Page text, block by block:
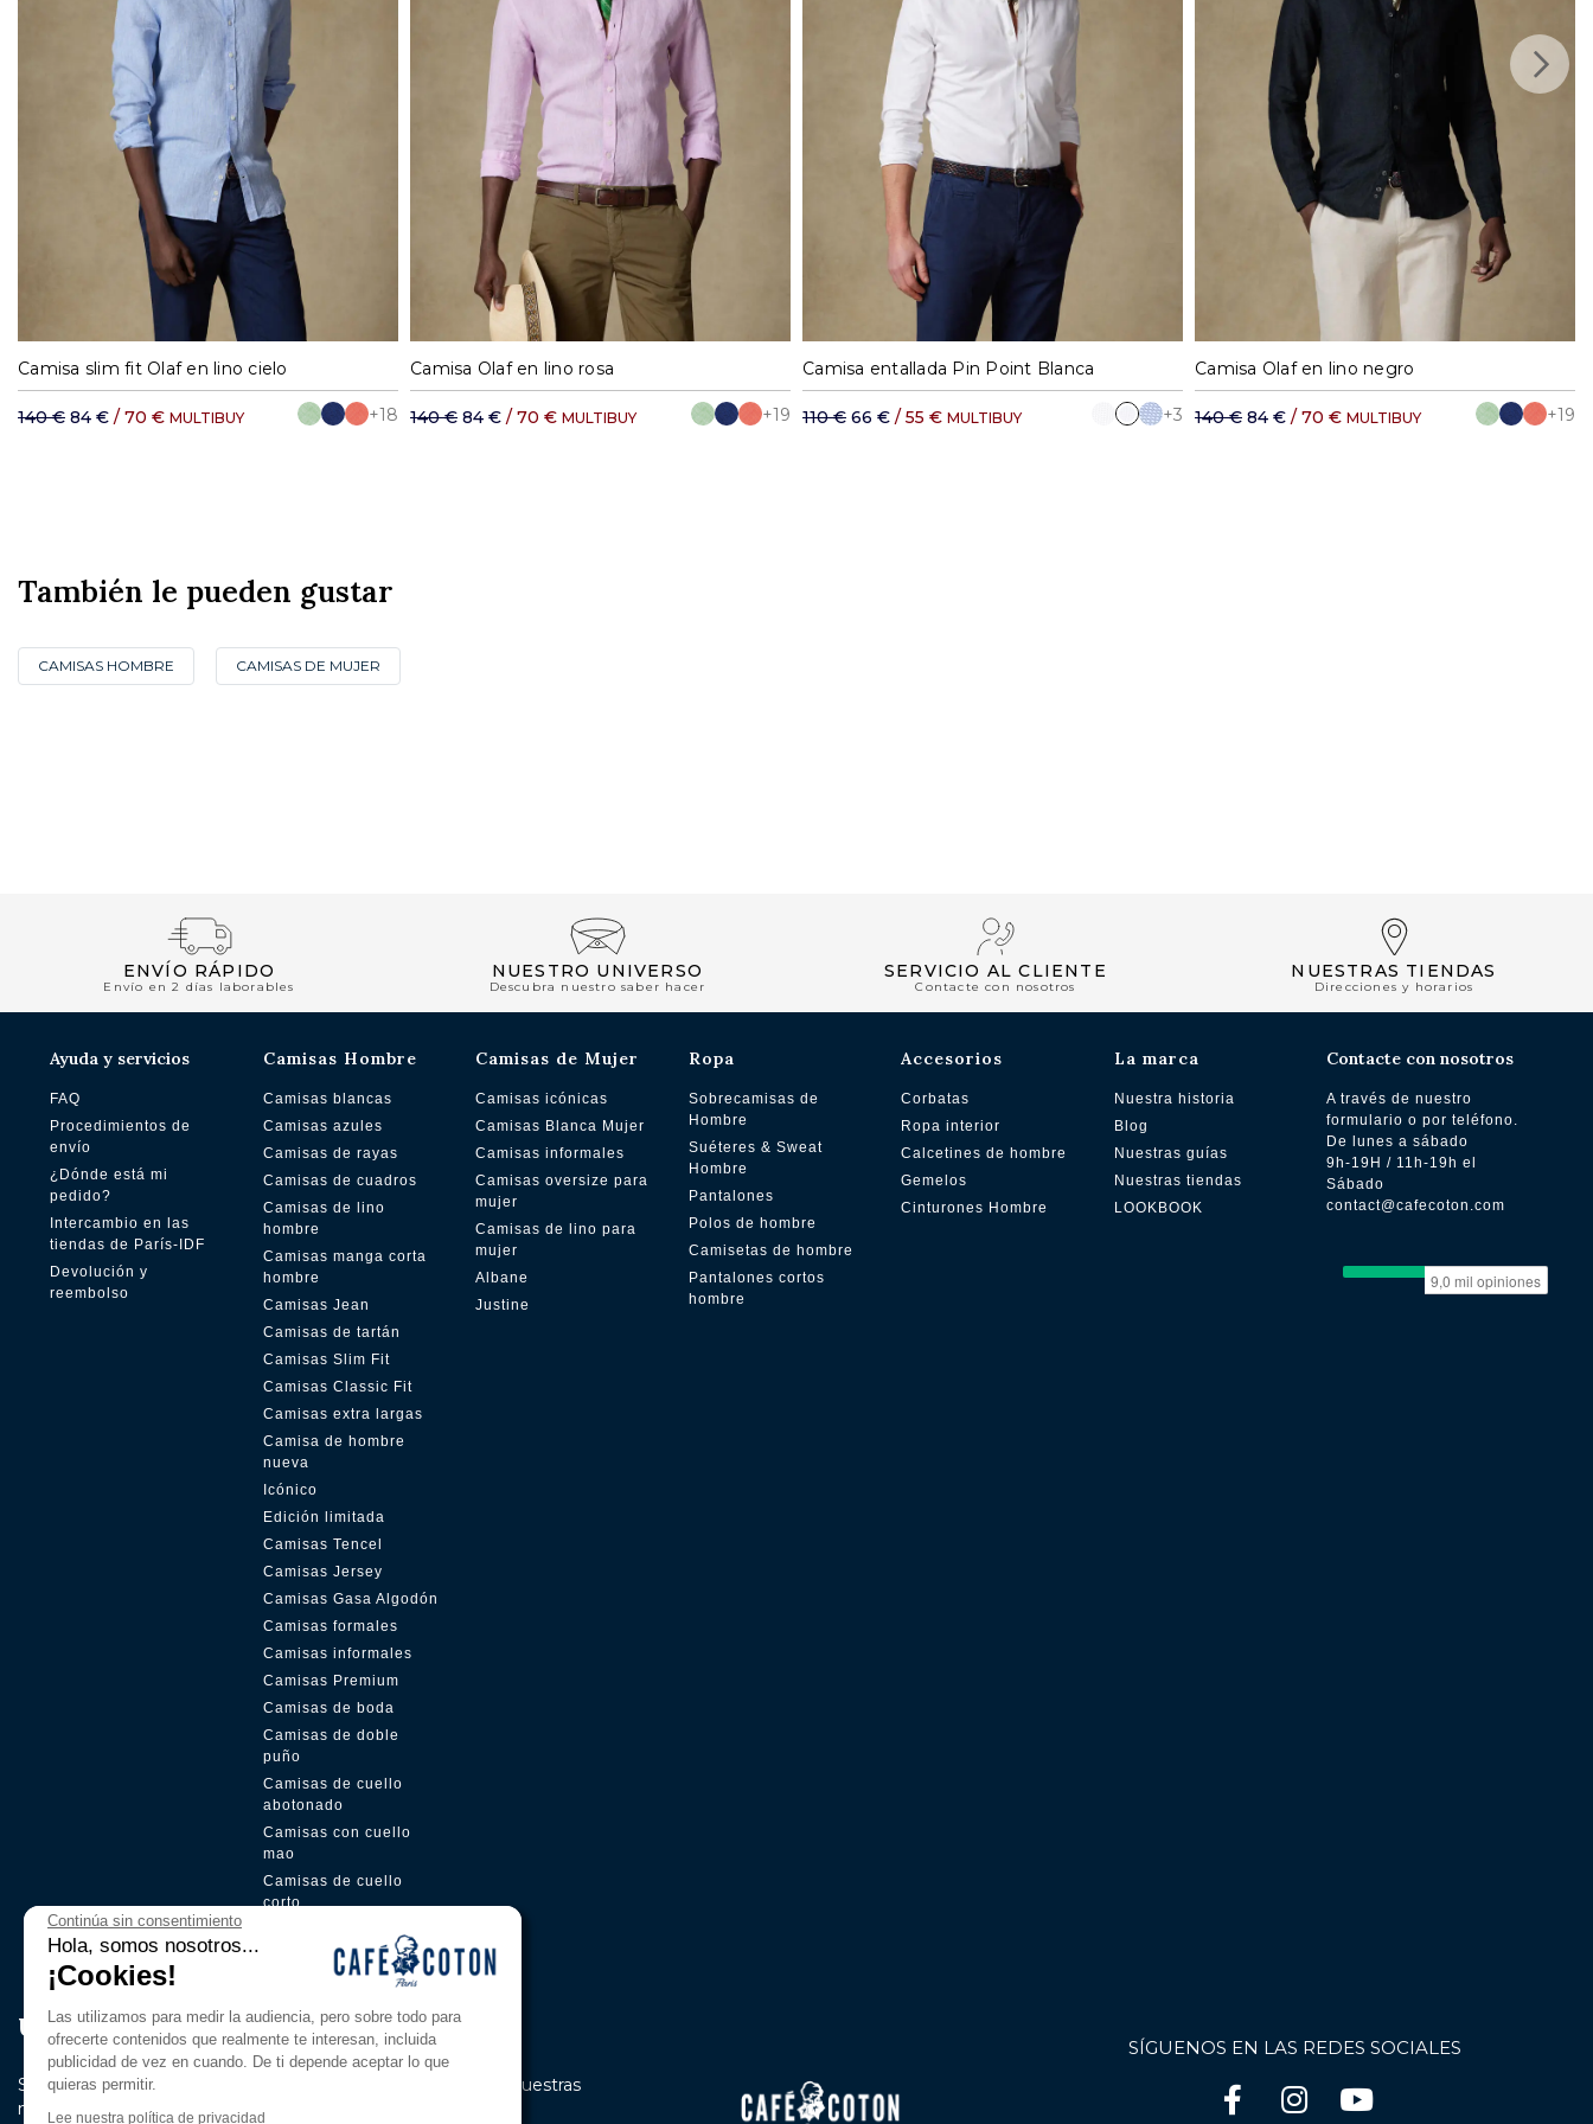
S M L XL
Camisa slim fit Olaf en lino cielo
140 € 84 € / 70 € MULTIBUY +18
M L
Camisa Olaf en lino rosa
140 € 84 € / 70 € MULTIBUY +19
37 38 39 40 41
Camisa entallada Pin Point Blanca
110 € 66 € / 55 € MULTIBUY +3
M L XL
Camisa Olaf en lino negro
140 € 84 € / 70 € MULTIBUY +19
También le pueden gustar
CAMISAS HOMBRE CAMISAS DE MUJER
ENVÍO RÁPIDO
Envío en 2 días laborables
NUESTRO UNIVERSO
Descubra nuestro saber hacer
SERVICIO AL CLIENTE
Contacte con nosotros
NUESTRAS TIENDAS
Direcciones y horarios
Ayuda y servicios
FAQ
Procedimientos de
envío
¿Dónde está mi
pedido?
Intercambio en las
tiendas de París-IDF
Devolución y
reembolso
Camisas Hombre
Camisas blancas
Camisas azules
Camisas de rayas
Camisas de cuadros
Camisas de lino
hombre
Camisas manga corta
hombre
Camisas Jean
Camisas de tartán
Camisas Slim Fit
Camisas Classic Fit
Camisas extra largas
Camisa de hombre
nueva
Icónico
Edición limitada
Camisas Tencel
Camisas Jersey
Camisas Gasa Algodón
Camisas formales
Camisas informales
Camisas Premium
Camisas de boda
Camisas de doble
puño
Camisas de cuello
abotonado
Camisas con cuello
mao
Camisas de cuello
corto
Camisas de Mujer
Camisas icónicas
Camisas Blanca Mujer
Camisas informales
Camisas oversize para
mujer
Camisas de lino para
mujer
Albane
Justine
Ropa
Sobrecamisas de
Hombre
Suéteres & Sweat
Hombre
Pantalones
Polos de hombre
Camisetas de hombre
Pantalones cortos
hombre
Accesorios
Corbatas
Ropa interior
Calcetines de hombre
Gemelos
Cinturones Hombre
La marca
Nuestra historia
Blog
Nuestras guías
Nuestras tiendas
LOOKBOOK
Contacte con nosotros
A través de nuestro
formulario o por teléfono.
De lunes a sábado
9h-19H / 11h-19h el
Sábado
contact@cafecoton.com
Únete a nuestro Pri̇vi̇lege Club
Suscríbete a nuestro boletín para ser el primero en conocer nuestras
novedades y nuestras ofertas exclusivas.
SÍGUENOS EN LAS REDES SOCIALES
Continúa sin consentimiento
Hola, somos nosotros...
¡Cookies!
Las utilizamos para medir la audiencia, pero sobre todo para
ofrecerte contenidos que realmente te interesan, incluida
publicidad de vez en cuando. De ti depende aceptar lo que
quieras permitir.
Lee nuestra política de privacidad